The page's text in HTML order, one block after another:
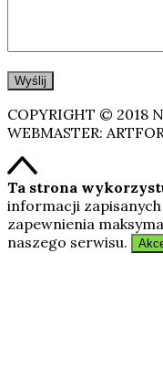
COPYRIGHT © 2018
WEBMASTER:
Ta strona
informacji
zapewnienia
naszego serwisu.